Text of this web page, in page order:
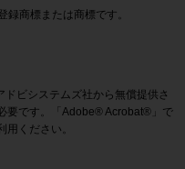
録商標または商標です。
ビシステムズ社から無償提供さ
要です。「Adobe® Acrobat®」で
ください。